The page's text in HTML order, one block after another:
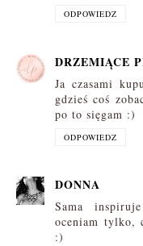
ODPOWIEDZ
DRZEMIĄCE
Ja czasami
gdzieś coś
po to sięgam :)
ODPOWIEDZ
DONNA
Sama
oceniam tylko,
:)